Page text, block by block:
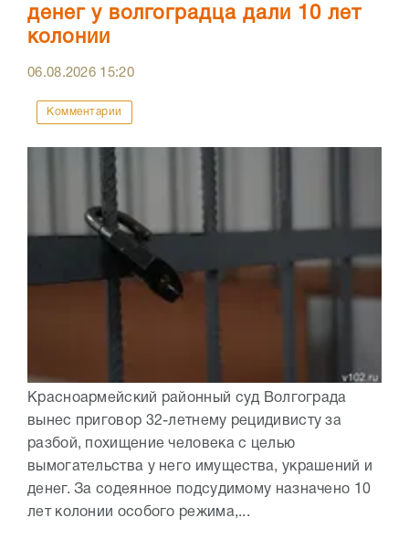
денег у волгоградца дали 10 лет
колонии
06.08.2026 15:20
Комментарии
Красноармейский районный суд Волгограда
вынес приговор 32-летнему рецидивисту за
разбой, похищение человека с целью
вымогательства у него имущества, украшений и
денег. За содеянное подсудимому назначено 10
лет колонии особого режима,...